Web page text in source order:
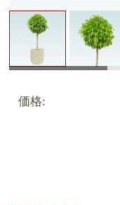
価格: